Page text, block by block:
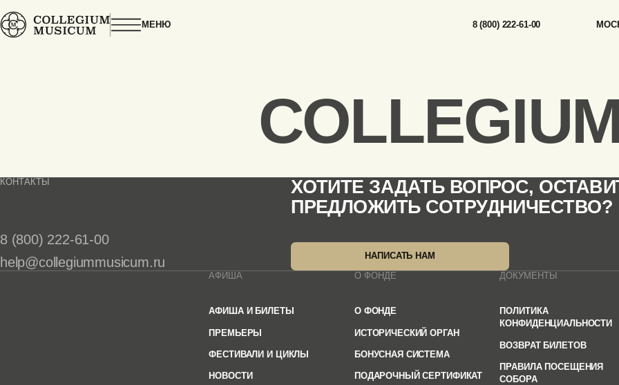
МЕНЮ 8 (800) 222-61-00
КОНТАКТЫ
8 (800) 222-61-00
help@collegiummusicum.ru
ХОТИТЕ ЗАДАТЬ ВОПРОС,
ПРЕДЛОЖИТЬ СОТРУДНИЧЕСТВО?
НАПИСАТЬ НАМ
АФИША
АФИША И БИЛЕТЫ
ПРЕМЬЕРЫ
ФЕСТИВАЛИ И ЦИКЛЫ
НОВОСТИ
О ФОНДЕ
О ФОНДЕ
ИСТОРИЧЕСКИЙ ОРГАН
БОНУСНАЯ СИСТЕМА
ПОДАРОЧНЫЙ СЕРТИФИКАТ
ДОКУМЕНТЫ
ПОЛИТИКА
КОНФИДЕНЦИАЛЬНОСТИ
ВОЗВРАТ БИЛЕТОВ
ПРАВИЛА ПОСЕЩЕНИЯ
СОБОРА